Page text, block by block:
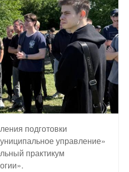
подготовки
управление»
практикум